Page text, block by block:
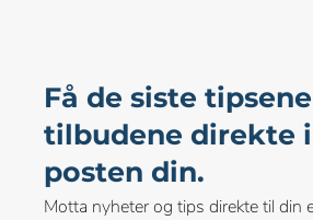
Få de siste
tilbudene direkte
posten din.
Motta nyheter og tips direkte til din